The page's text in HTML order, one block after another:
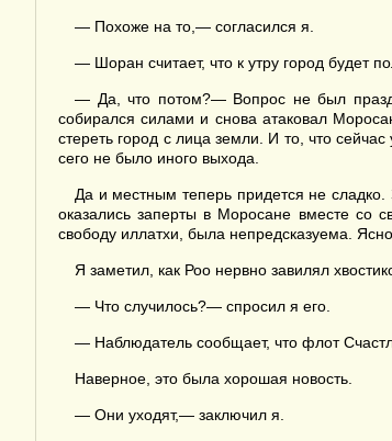
— Похоже на то,— согласился я.
— Шоран считает, что к утру город будет
— Да, что потом?— Вопрос не был
собирался силами и снова атаковал
стереть город с лица земли. И то, что
сего не было иного выхода.
Да и местным теперь придется не
оказались заперты в Моросане вместе со
свободу иллатхи, была непредсказуема.
Я заметил, как Роо нервно завилял
— Что случилось?— спросил я его.
— Наблюдатель сообщает, что флот
Наверное, это была хорошая новость.
— Они уходят,— заключил я.